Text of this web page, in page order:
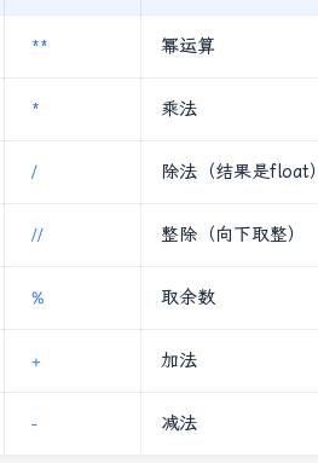
** 幂运算
* 乘法
/ 除法（结果是float）
// 整除（向下取整）
% 取余数
+ 加法
- 减法